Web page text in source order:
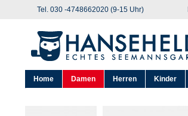
Tel. 030 -4748662020 (9-15 Uhr)
Home Damen Herren Kinder